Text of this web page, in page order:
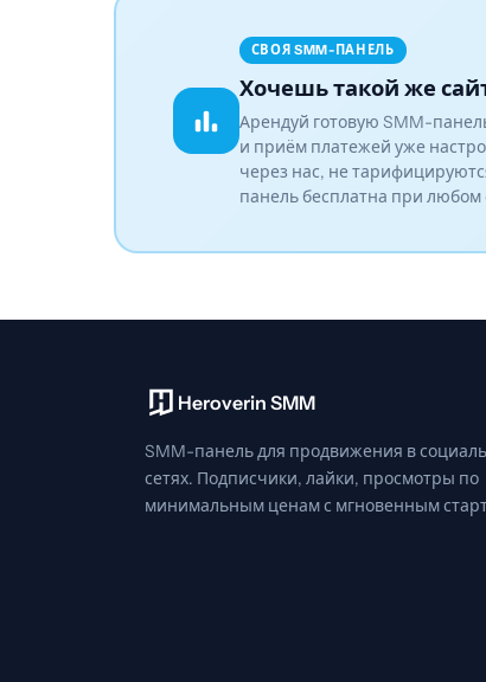
СВОЯ SMM-ПАНЕЛЬ
Хочешь такой же
Арендуй готовую SMM-
и приём платежей уже
через нас, не
панель бесплатна при
Heroverin SMM
SMM-панель для продвижения в
сетях. Подписчики, лайки, просмотры по
минимальным ценам с мгновенным